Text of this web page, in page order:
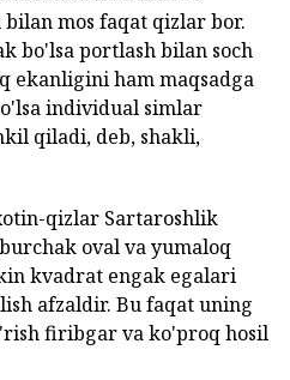
mos faqat qizlar bor.
bo'lsa portlash bilan soch
ekanligini ham maqsadga
individual simlar
qiladi, deb, shakli,
qizlar Sartaroshlik
oval va yumaloq
kvadrat engak egalari
afzaldir. Bu faqat uning
firibgar va ko'proq hosil